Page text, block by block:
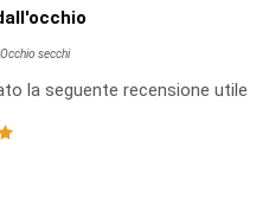
secchi
la seguente recensione utile